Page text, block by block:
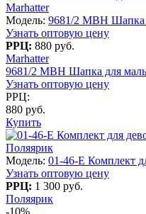
Marhatter
Модель: 9681/2 MBH Шапка
Узнать оптовую цену
РРЦ: 880 руб.
Marhatter
9681/2 MBH Шапка для
Узнать оптовую цену
РРЦ:
880 руб.
Купить
Поляярик
Модель: 01-46-E Комплект
Узнать оптовую цену
РРЦ: 1 300 руб.
Поляярик
-10%